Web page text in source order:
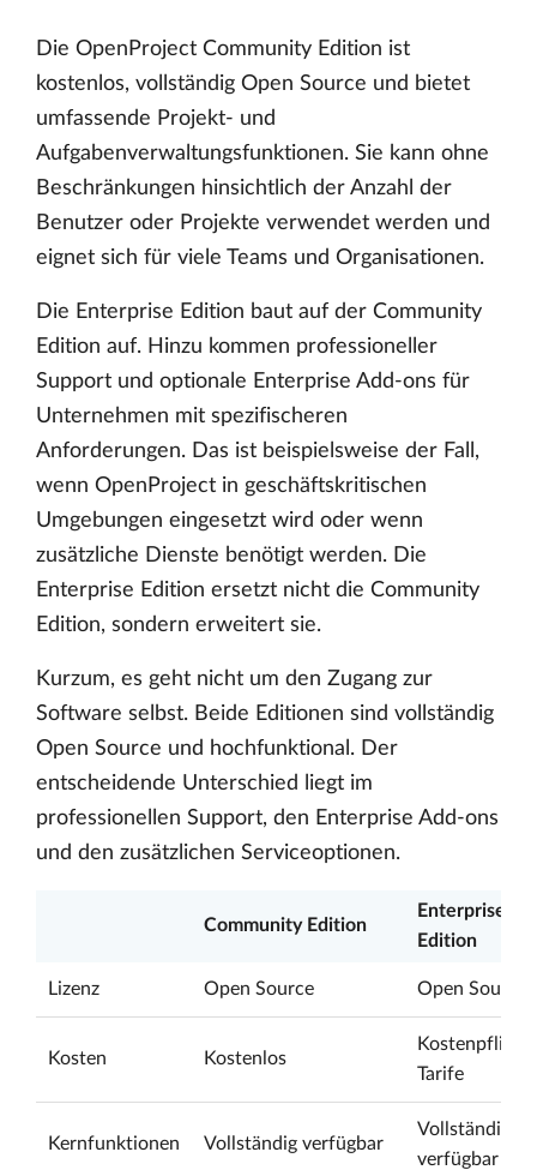
Die OpenProject Community Edition ist
kostenlos, vollständig Open Source und bietet
umfassende Projekt- und
Aufgabenverwaltungsfunktionen. Sie kann ohne
Beschränkungen hinsichtlich der Anzahl der
Benutzer oder Projekte verwendet werden und
eignet sich für viele Teams und Organisationen.
Die Enterprise Edition baut auf der Community
Edition auf. Hinzu kommen professioneller
Support und optionale Enterprise Add-ons für
Unternehmen mit spezifischeren
Anforderungen. Das ist beispielsweise der Fall,
wenn OpenProject in geschäftskritischen
Umgebungen eingesetzt wird oder wenn
zusätzliche Dienste benötigt werden. Die
Enterprise Edition ersetzt nicht die Community
Edition, sondern erweitert sie.
Kurzum, es geht nicht um den Zugang zur
Software selbst. Beide Editionen sind vollständig
Open Source und hochfunktional. Der
entscheidende Unterschied liegt im
professionellen Support, den Enterprise Add-ons
und den zusätzlichen Serviceoptionen.
Community Edition
Enterprise
Edition
Lizenz Open Source Open Source
Kosten Kostenlos
Tarife
Kernfunktionen Vollständig verfügbar
Vollständig
verfügbar